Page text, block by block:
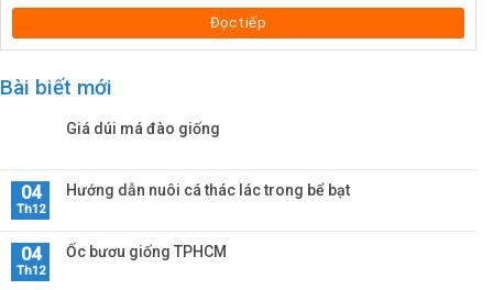
Đọc tiếp
Bài biết mới
Giá dúi má đào giống
04
Th12
Hướng dẫn nuôi cá thác lác trong bể bạt
04
Th12
Ốc bươu giống TPHCM